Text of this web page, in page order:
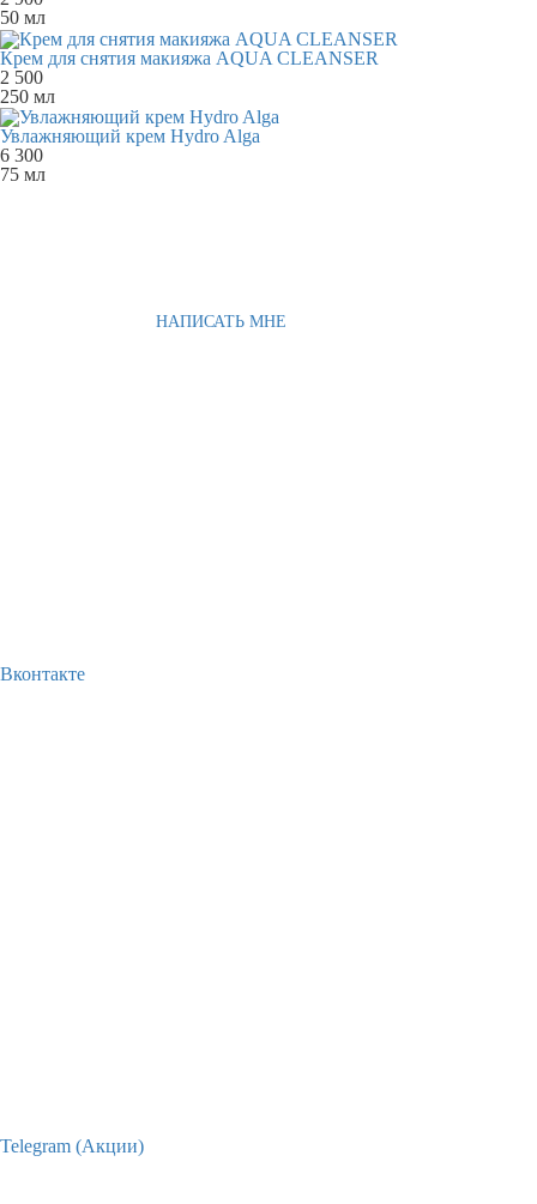
50 мл
Крем для снятия макияжа AQUA CLEANSER
2 500
250 мл
Увлажняющий крем Hydro Alga
6 300
75 мл
НАПИСАТЬ МНЕ
Вконтакте
Telegram (Акции)